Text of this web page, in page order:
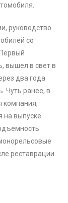
руководство
со
вышел в свет в
два года
Чуть ранее, в
компания,
на выпуске
реставрации